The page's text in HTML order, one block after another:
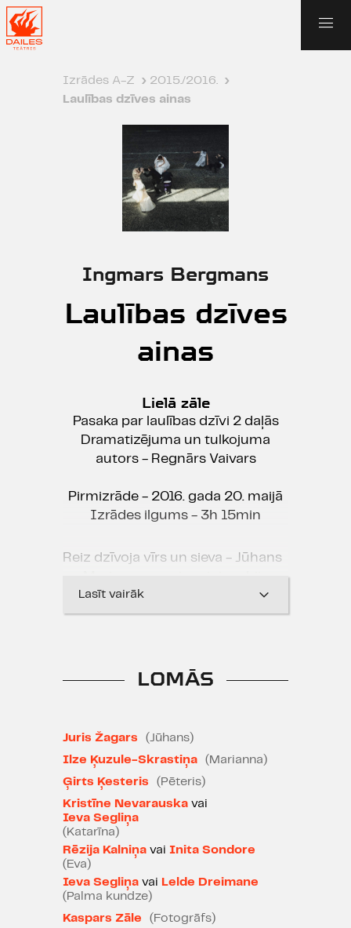
Izrādes A-Z › 2015./2016. ›
Laulības dzīves ainas
Ingmars Bergmans
Laulības dzīves
ainas
Lielā zāle
Pasaka par laulības dzīvi 2 daļās
Dramatizējuma un tulkojuma
autors - Regnārs Vaivars
Pirmizrāde - 2016. gada 20. maijā
Izrādes ilgums - 3h 15min
Reiz dzīvoja vīrs un sieva - Jūhans
Viņš - zinātņu doktors, viņa -
advokāte. Inteliģenti, veiksmīgi un
paši. Tātad veiksminieki jau otrajā
paaudzē. Ir māja, ir mašīnas, un ir
Bet Jūhanam vajag. Jūhanam
šķiet, ka viņš vēl nav pietiekami
apliecinājies kā vīrietis, un tāpēc
viņš aiziet pie jaunākas sievietes.
Mariannas dzīve sabrūk. Pēc kāda
laika Jūhans gan saprot, ka ir
kļūdījies un vēl joprojām mīl
Mariannu, bet kā tagad tuvoties?
Ak, mēs, nabaga vīrieši!Marianna
Lasīt vairāk
LOMĀS
Juris Žagars
(Jūhans)
Ilze Ķuzule-Skrastiņa
(Marianna)
Ģirts Ķesteris
(Pēteris)
Kristīne Nevarauska vai
Ieva Segliņa
(Katarīna)
Rēzija Kalniņa vai Inita Sondore
(Eva)
Ieva Segliņa vai Lelde Dreimane
(Palma kundze)
Kaspars Zāle
(Fotogrāfs)